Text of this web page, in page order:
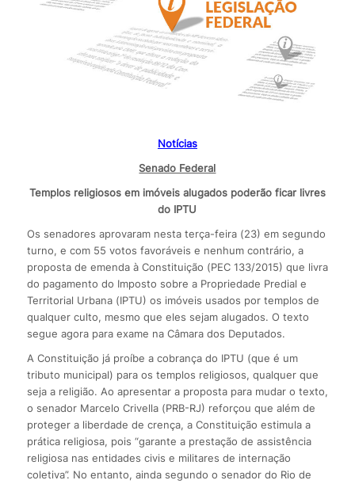
Notícias
Senado Federal
Templos religiosos em imóveis alugados poderão ficar livres
do IPTU
Os senadores aprovaram nesta terça-feira (23) em segundo
turno, e com 55 votos favoráveis e nenhum contrário, a
proposta de emenda à Constituição (PEC 133/2015) que livra
do pagamento do Imposto sobre a Propriedade Predial e
Territorial Urbana (IPTU) os imóveis usados por templos de
qualquer culto, mesmo que eles sejam alugados. O texto
segue agora para exame na Câmara dos Deputados.
A Constituição já proíbe a cobrança do IPTU (que é um
tributo municipal) para os templos religiosos, qualquer que
seja a religião. Ao apresentar a proposta para mudar o texto,
o senador Marcelo Crivella (PRB-RJ) reforçou que além de
proteger a liberdade de crença, a Constituição estimula a
prática religiosa, pois “garante a prestação de assistência
religiosa nas entidades civis e militares de internação
coletiva”. No entanto, ainda segundo o senador do Rio de